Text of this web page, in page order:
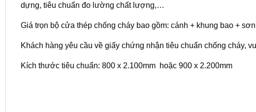
dựng, tiêu chuẩn đo lường chất lượng,…
Giá trọn bộ cửa thép chống cháy bao gồm: cánh + khung bao +
Khách hàng yêu cầu về giấy chứng nhận tiêu chuẩn chống cháy,
Kích thước tiêu chuẩn: 800 x 2.100mm hoặc 900 x 2.200mm